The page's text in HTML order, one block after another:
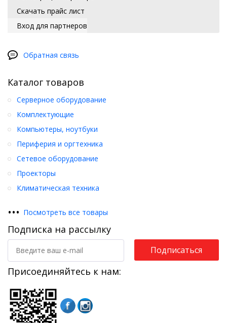
Скачать прайс лист
Вход для партнеров
Обратная связь
Каталог товаров
Серверное оборудование
Комплектующие
Компьютеры, ноутбуки
Периферия и оргтехника
Сетевое оборудование
Проекторы
Климатическая техника
••• Посмотреть все товары
Подписка на рассылку
Подписаться
Присоединяйтесь к нам: